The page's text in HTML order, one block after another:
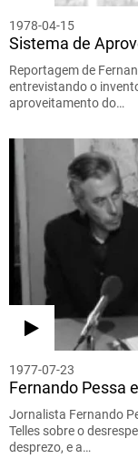
1978-04-15
Sistema de
Reportagem de
entrevistando o
aproveitamento do…
1977-07-23
Fernando Pessa
Jornalista Fernando
Telles sobre o
desprezo, e a…